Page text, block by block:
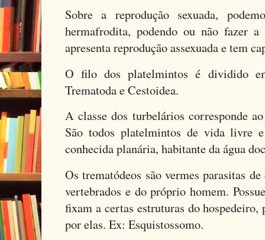
Sobre a reprodução sexuada,
hermafrodita, podendo ou não fazer a
apresenta reprodução assexuada e tem
O filo dos platelmintos é dividido
Trematoda e Cestoidea.
A classe dos turbelários corresponde
São todos platelmintos de vida livre
conhecida planária, habitante da água
Os trematódeos são vermes parasitas
vertebrados e do próprio homem.
fixam a certas estruturas do hospedeiro,
por elas. Ex: Esquistossomo.